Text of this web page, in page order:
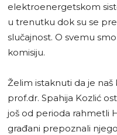
elektroenergetskom
u trenutku dok su se
slučajnost. O svemu
komisiju.
Želim istaknuti da je
prof.dr. Spahija Kozlić
još od perioda rahmetli
građani prepoznali